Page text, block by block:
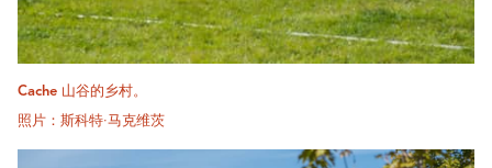
Cache 山谷的乡村。
照片：斯科特·马克维茨